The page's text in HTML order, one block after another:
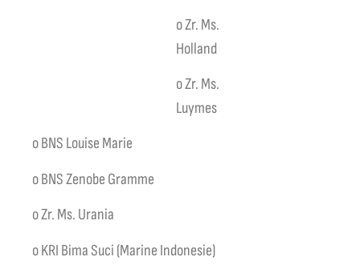
o Zr. Ms.
Holland
o Zr. Ms.
Luymes
o BNS Louise Marie
o BNS Zenobe Gramme
o Zr. Ms. Urania
o KRI Bima Suci (Marine Indonesie)